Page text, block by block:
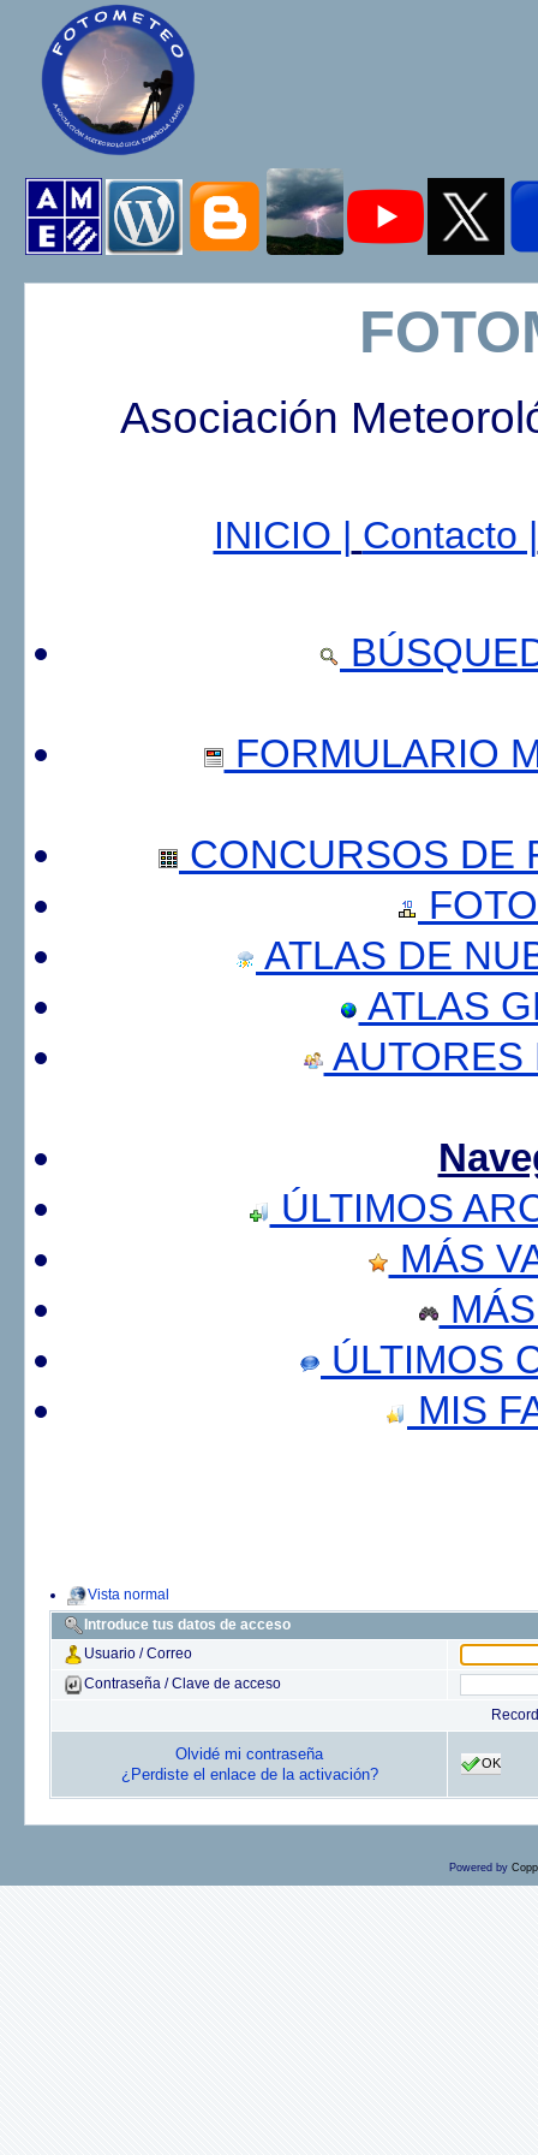
Asociación
INICIO | Contacto |
FORMULARIO
CONCURSOS DE
ATLAS DE
ATLAS
AUTORES
ÚLTIMOS
MÁS
ÚLTIMOS
MIS
Vista normal
Introduce tus datos de acceso
Usuario / Correo
Contraseña / Clave de acceso
Olvidé mi contraseña
¿Perdiste el enlace de la activación?
OK
Powered by